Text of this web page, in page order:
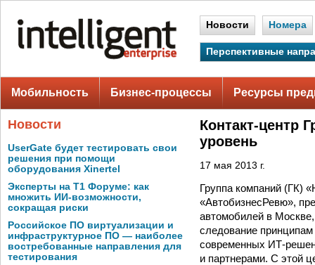
Новости Номера
Перспективные
Мобильность Бизнес-процессы Ресурсы
Новости
UserGate будет тестировать свои
решения при помощи
оборудования Xinertel
Эксперты на Т1 Форуме: как
множить ИИ-возможности,
сокращая риски
Российское ПО виртуализации и
инфраструктурное ПО — наиболее
востребованные направления для
тестирования
Контакт-центр
уровень
17 мая 2013 г.
Группа компаний (ГК)
«АвтобизнесРевю»,
автомобилей в
следование принципам
современных ИТ-
и партнерами. С этой